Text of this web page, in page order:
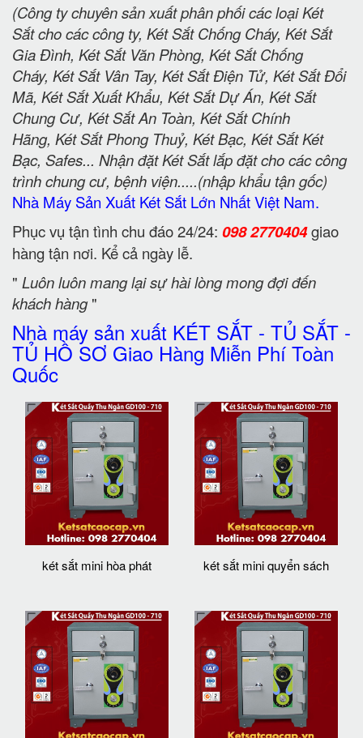
(Công ty chuyên sản xuất phân phối các loại Két
Sắt cho các công ty, Két Sắt Chống Cháy, Két Sắt
Gia Đình, Két Sắt Văn Phòng, Két Sắt Chống
Cháy, Két Sắt Vân Tay, Két Sắt Điện Tử, Két Sắt Đổi
Mã, Két Sắt Xuất Khẩu, Két Sắt Dự Án, Két Sắt
Chung Cư, Két Sắt An Toàn, Két Sắt Chính
Hãng, Két Sắt Phong Thuỷ, Két Bạc, Két Sắt Két
Bạc, Safes... Nhận đặt Két Sắt lắp đặt cho các công
trình chung cư, bệnh viện.....(nhập khẩu tận gốc)
Nhà Máy Sản Xuất Két Sắt Lớn Nhất Việt Nam.
Phục vụ tận tình chu đáo 24/24: 098 2770404giao
hàng tận nơi. Kể cả ngày lễ.
" Luôn luôn mang lại sự hài lòng mong đợi đến
khách hàng"
Nhà máy sản xuất KÉT SẮT - TỦ SẮT -
TỦ HỒ SƠ Giao Hàng Miễn Phí Toàn
Quốc
két sắt mini hòa phát két sắt mini quyển sách